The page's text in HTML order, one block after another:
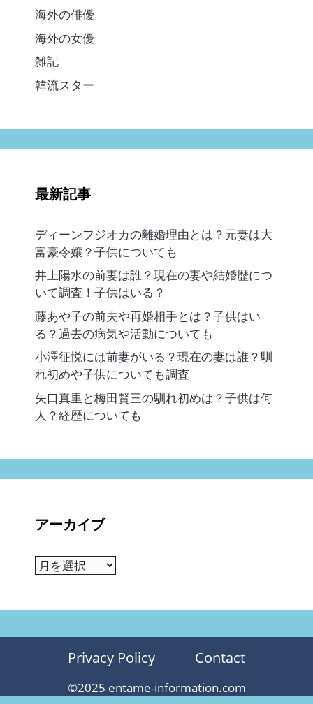
海外の俳優
海外の女優
雑記
韓流スター
最新記事
ディーンフジオカの離婚理由とは？元妻は大
富豪令嬢？子供についても
井上陽水の前妻は誰？現在の妻や結婚歴につ
いて調査！子供はいる？
藤あや子の前夫や再婚相手とは？子供はい
る？過去の病気や活動についても
小澤征悦には前妻がいる？現在の妻は誰？馴
れ初めや子供についても調査
矢口真里と梅田賢三の馴れ初めは？子供は何
人？経歴についても
アーカイブ
ア
ブ
Privacy Policy Contact
©2025 entame-information.com